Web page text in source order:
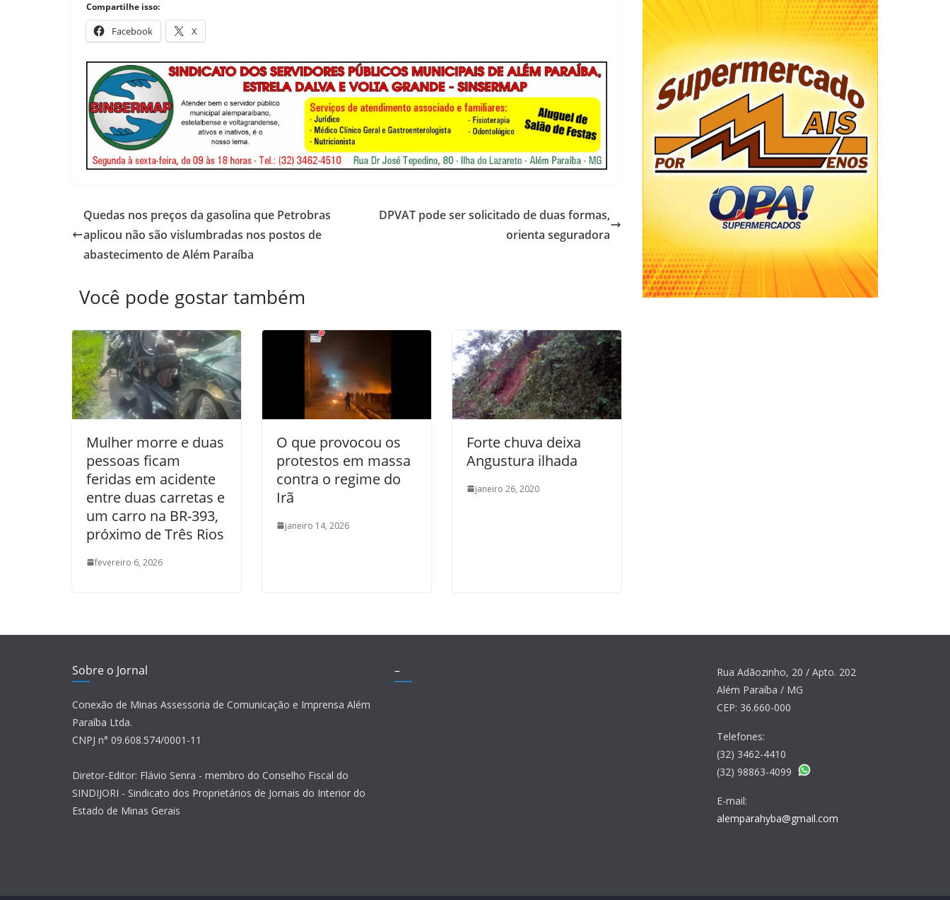
Compartilhe isso:
Facebook X
Quedas nos preços da gasolina que Petrobras
aplicou não são vislumbradas nos postos de
abastecimento de Além Paraíba
DPVAT pode ser solicitado de duas formas,
orienta seguradora
Você pode gostar também
Mulher morre e duas
pessoas ficam
feridas em acidente
entre duas carretas e
um carro na BR-393,
próximo de Três Rios
fevereiro 6, 2026
O que provocou os
protestos em massa
contra o regime do
Irã
janeiro 14, 2026
Forte chuva deixa
Angustura ilhada
janeiro 26, 2020
Sobre o Jornal
Conexão de Minas Assessoria de Comunicação e Imprensa Além
Paraíba Ltda.
CNPJ n° 09.608.574/0001-11
Diretor-Editor: Flávio Senra - membro do Conselho Fiscal do
SINDIJORI - Sindicato dos Proprietários de Jornais do Interior do
Estado de Minas Gerais
–
Rua Adãozinho, 20 / Apto. 202
Além Paraíba / MG
CEP: 36.660-000
Telefones:
(32) 3462-4410
(32) 98863-4099
E-mail:
alemparahyba@gmail.com